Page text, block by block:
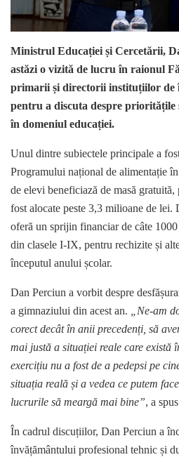
Ministrul Educației și Cercetării,
astăzi o vizită de lucru în raionul
primarii și directorii instituțiilor de
pentru a discuta despre
în domeniul educației.
Unul dintre subiectele principale a
Programului național de alimentație
de elevi beneficiază de masă gratuită,
fost alocate peste 3,3 milioane de lei.
oferă un sprijin financiar de câte
din clasele I-IX, pentru rechizite și
începutul anului școlar.
Dan Perciun a vorbit despre
a gimnaziului din acest an.
„Ne-am
corect decât în anii precedenți, să
mai justă a situației reale care există
exercițiu nu a fost de a pedepsi pe
situația reală și a vedea ce putem
lucrurile să meargă mai bine”, a
În cadrul discuțiilor, Dan Perciun a
învățământului profesional tehnic și